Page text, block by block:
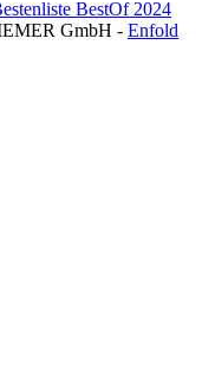
GmbH - Enfold